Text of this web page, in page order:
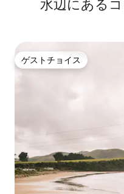
水辺にある
ゲストチョイス
ゲストチョイス